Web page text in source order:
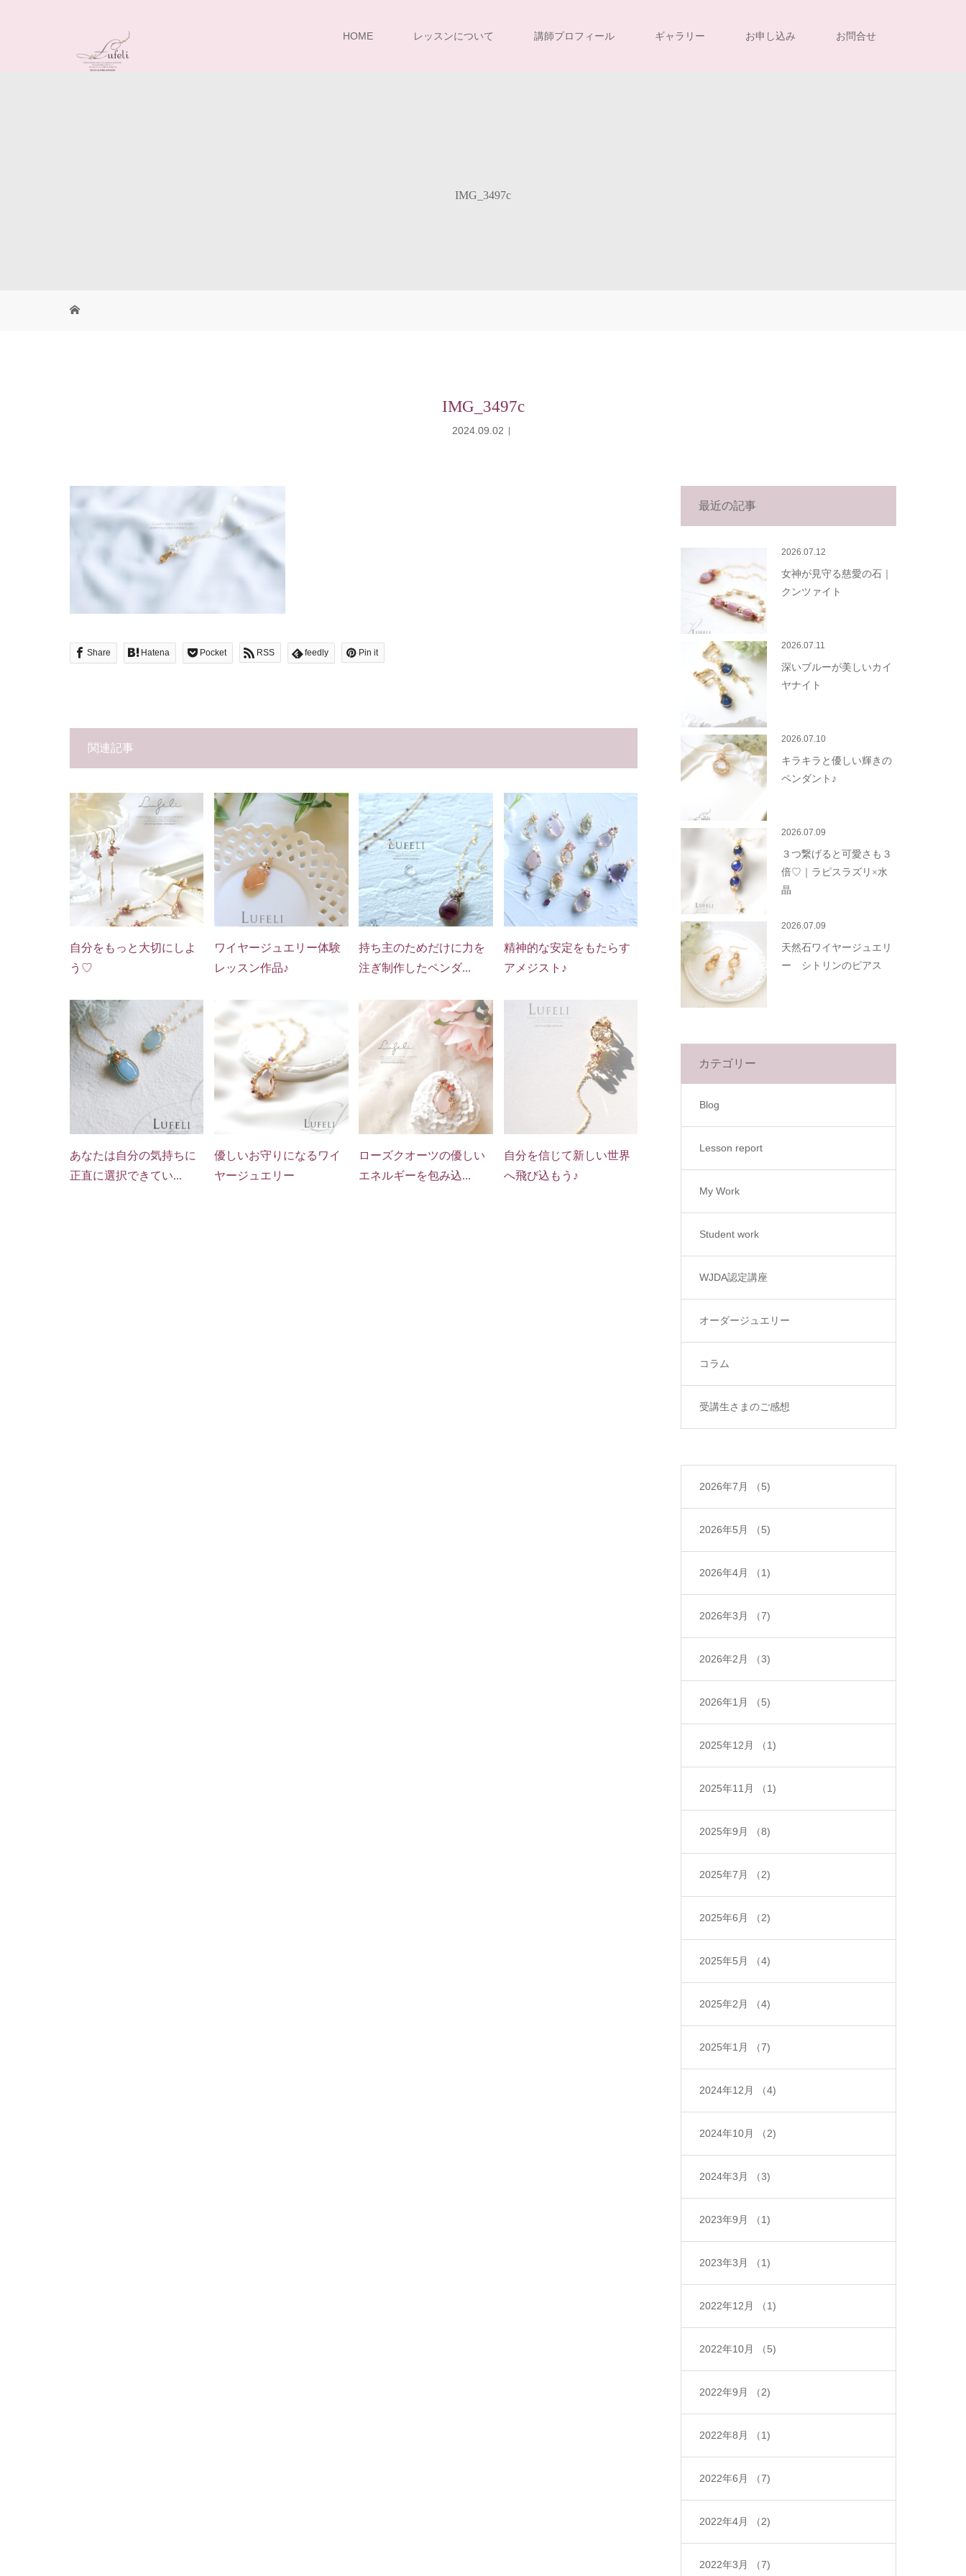
HOME レッスンについて 講師プロフィール ギャラリー お申し込み お問合せ
IMG_3497c
IMG_3497c
2024.09.02
Share Hatena Pocket RSS feedly Pin it
関連記事
自分をもっと大切にしよ
う♡
ワイヤージュエリー体験
レッスン作品♪
持ち主のためだけに力を
注ぎ制作したペンダ...
精神的な安定をもたらす
アメジスト♪
あなたは自分の気持ちに
正直に選択できてい...
優しいお守りになるワイ
ヤージュエリー
ローズクオーツの優しい
エネルギーを包み込...
自分を信じて新しい世界
へ飛び込もう♪
最近の記事
2026.07.12
女神が見守る慈愛の石｜
クンツァイト
2026.07.11
深いブルーが美しいカイ
ヤナイト
2026.07.10
キラキラと優しい輝きの
ペンダント♪
2026.07.09
３つ繋げると可愛さも３
倍♡｜ラピスラズリ×水
晶
2026.07.09
天然石ワイヤージュエリ
ー シトリンのピアス
カテゴリー
Blog
Lesson report
My Work
Student work
WJDA認定講座
オーダージュエリー
コラム
受講生さまのご感想
2026年7月 （5)
2026年5月 （5)
2026年4月 （1)
2026年3月 （7)
2026年2月 （3)
2026年1月 （5)
2025年12月 （1)
2025年11月 （1)
2025年9月 （8)
2025年7月 （2)
2025年6月 （2)
2025年5月 （4)
2025年2月 （4)
2025年1月 （7)
2024年12月 （4)
2024年10月 （2)
2024年3月 （3)
2023年9月 （1)
2023年3月 （1)
2022年12月 （1)
2022年10月 （5)
2022年9月 （2)
2022年8月 （1)
2022年6月 （7)
2022年4月 （2)
2022年3月 （7)